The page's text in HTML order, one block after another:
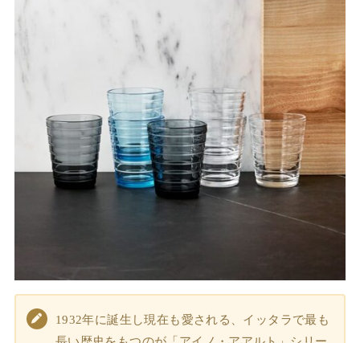
1932年に誕生し現在も愛される、イッタラで最も